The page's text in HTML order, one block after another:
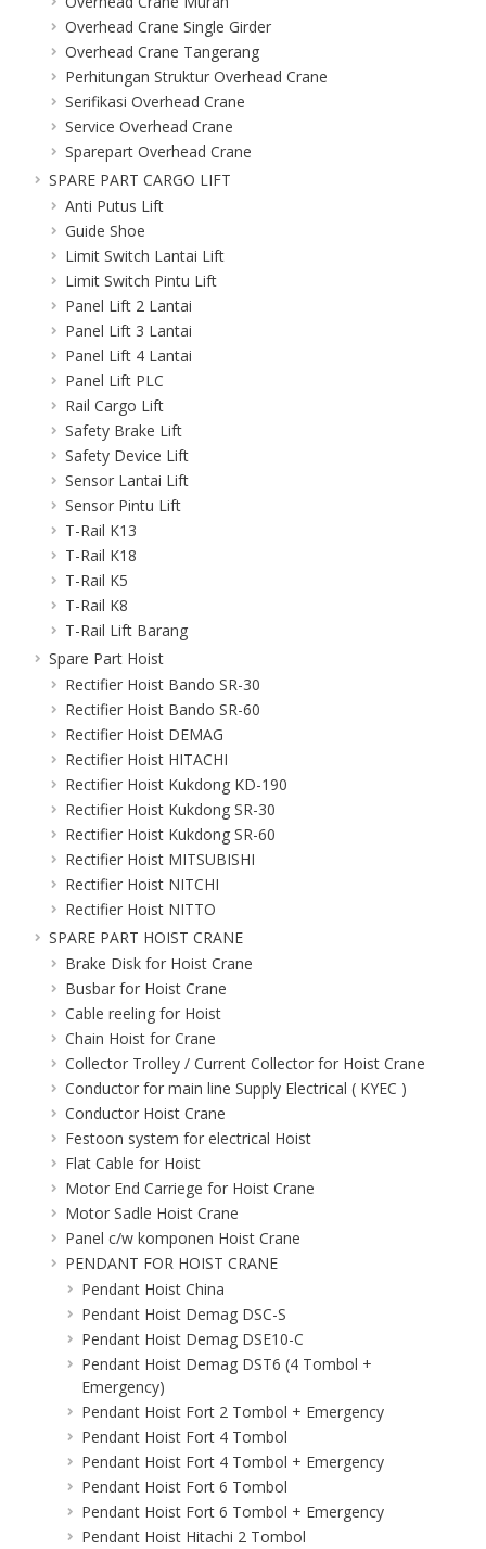
Overhead Crane Single Girder
Overhead Crane Tangerang
Perhitungan Struktur Overhead Crane
Serifikasi Overhead Crane
Service Overhead Crane
Sparepart Overhead Crane
SPARE PART CARGO LIFT
Anti Putus Lift
Guide Shoe
Limit Switch Lantai Lift
Limit Switch Pintu Lift
Panel Lift 2 Lantai
Panel Lift 3 Lantai
Panel Lift 4 Lantai
Panel Lift PLC
Rail Cargo Lift
Safety Brake Lift
Safety Device Lift
Sensor Lantai Lift
Sensor Pintu Lift
T-Rail K13
T-Rail K18
T-Rail K5
T-Rail K8
T-Rail Lift Barang
Spare Part Hoist
Rectifier Hoist Bando SR-30
Rectifier Hoist Bando SR-60
Rectifier Hoist DEMAG
Rectifier Hoist HITACHI
Rectifier Hoist Kukdong KD-190
Rectifier Hoist Kukdong SR-30
Rectifier Hoist Kukdong SR-60
Rectifier Hoist MITSUBISHI
Rectifier Hoist NITCHI
Rectifier Hoist NITTO
SPARE PART HOIST CRANE
Brake Disk for Hoist Crane
Busbar for Hoist Crane
Cable reeling for Hoist
Chain Hoist for Crane
Collector Trolley / Current Collector for Hoist Crane
Conductor for main line Supply Electrical ( KYEC )
Conductor Hoist Crane
Festoon system for electrical Hoist
Flat Cable for Hoist
Motor End Carriege for Hoist Crane
Motor Sadle Hoist Crane
Panel c/w komponen Hoist Crane
PENDANT FOR HOIST CRANE
Pendant Hoist China
Pendant Hoist Demag DSC-S
Pendant Hoist Demag DSE10-C
Pendant Hoist Demag DST6 (4 Tombol +
Emergency)
Pendant Hoist Fort 2 Tombol + Emergency
Pendant Hoist Fort 4 Tombol
Pendant Hoist Fort 4 Tombol + Emergency
Pendant Hoist Fort 6 Tombol
Pendant Hoist Fort 6 Tombol + Emergency
Pendant Hoist Hitachi 2 Tombol